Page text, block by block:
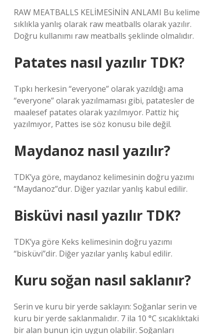
RAW MEATBALLS KELİMESİNİN ANLAMI Bu kelime
sıklıkla yanlış olarak raw meatballs olarak yazılır.
Doğru kullanımı raw meatballs şeklinde olmalıdır.
Patates nasıl yazılır TDK?
Tıpkı herkesin “everyone” olarak yazıldığı ama
“everyone” olarak yazılmaması gibi, patatesler de
maalesef patates olarak yazılmıyor. Pattiz hiç
yazılmıyor, Pattes ise söz konusu bile değil.
Maydanoz nasıl yazılır?
TDK’ya göre, maydanoz kelimesinin doğru yazımı
“Maydanoz”dur. Diğer yazılar yanlış kabul edilir.
Bisküvi nasıl yazılır TDK?
TDK’ya göre Keks kelimesinin doğru yazımı
“bisküvi”dir. Diğer yazılar yanlış kabul edilir.
Kuru soğan nasıl saklanır?
Serin ve kuru bir yerde saklayın: Soğanlar serin ve
kuru bir yerde saklanmalıdır. 7 ila 10 °C sıcaklıktaki
bir alan bunun için uygun olabilir. Soğanları